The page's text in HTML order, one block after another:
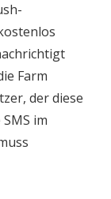
Farm
der diese
im